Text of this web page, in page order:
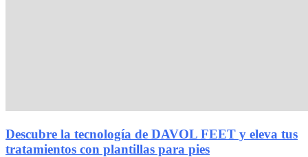
Descubre la tecnología de DAVOL FEET y eleva tus
tratamientos con plantillas para pies